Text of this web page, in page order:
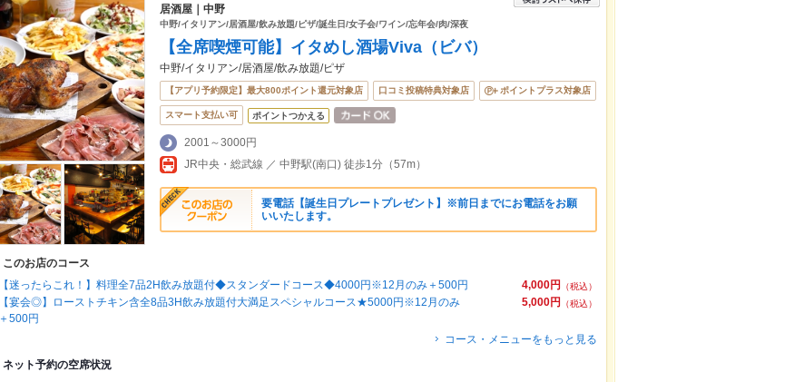
居酒屋｜中野
中野/イタリアン/居酒屋/飲み放題/ピザ/誕生日/女子会/ワイン/忘年会/肉/深夜
【全席喫煙可能】イタめし酒場Viva（ビバ）
中野/イタリアン/居酒屋/飲み放題/ピザ
【アプリ予約限定】最大800ポイント還元対象店 口コミ投稿特典対象店 ポイントプラス対象店
スマート支払い可 ポイントつかえる
2001～3000円
JR中央・総武線 ／ 中野駅(南口) 徒歩1分（57m）
要電話【誕生日プレートプレゼント】※前日までにお電話をお願
いいたします。
このお店のコース
4,000円
（税込）
【迷ったらこれ！】料理全7品2H飲み放題付◆スタンダードコース◆4000円※12月のみ＋500円
5,000円
（税込）
【宴会◎】ローストチキン含全8品3H飲み放題付大満足スペシャルコース★5000円※12月のみ
＋500円
コース・メニューをもっと見る
ネット予約の空席状況